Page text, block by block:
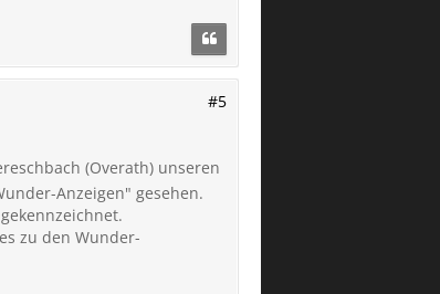
#5
(Overath) unseren
Anzeigen" gesehen.
zu den Wunder-